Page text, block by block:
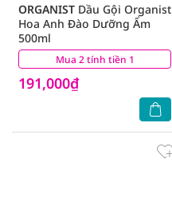
Mua 2 tính tiền 1
ORGANIST Dầu Gội Organist
Hoa Anh Đào Dưỡng Ẩm
500ml
191,000₫
(1)